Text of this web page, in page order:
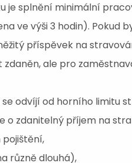
je splnění minimální
ve výši 3 hodin). Pokud
příspěvek na
ale pro
odvíjí od horního limitu
o zdanitelný příjem na
různě dlouhá),